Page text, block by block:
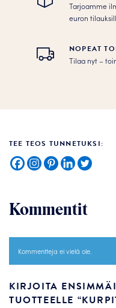
Tarjoamme
euron
NOPEAT
Tilaa nyt –
TEE TEOS TUNNETUKSI:
Kommentit
Kommentteja ei vielä ole.
KIRJOITA
TUOTTEELLE